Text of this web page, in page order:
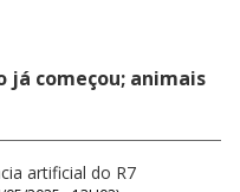
já começou; animais
artificial do R7